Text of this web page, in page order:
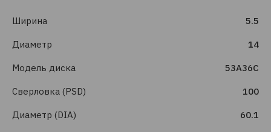
Ширина 5.5
Диаметр 14
Модель диска 53A36C
Сверловка (PSD) 100
Диаметр (DIA) 60.1